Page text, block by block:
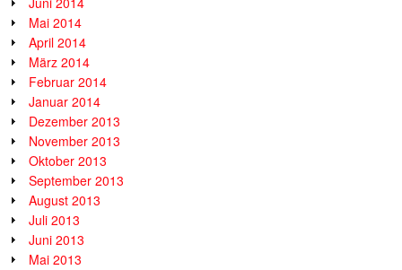
Mai 2014
April 2014
März 2014
Februar 2014
Januar 2014
Dezember 2013
November 2013
Oktober 2013
September 2013
August 2013
Juli 2013
Juni 2013
Mai 2013